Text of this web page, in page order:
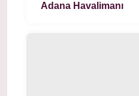
Adana Havalimanı